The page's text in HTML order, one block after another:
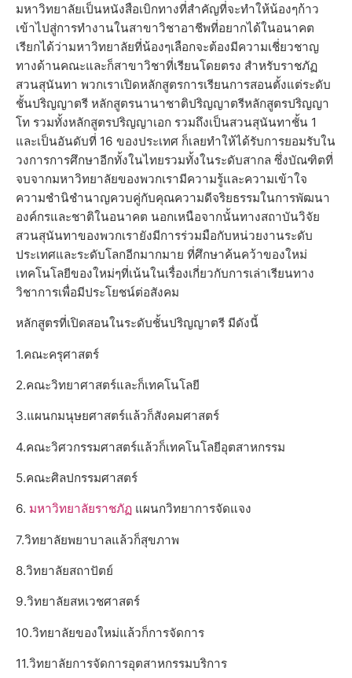
มหาวิทยาลัยเป็นหนังสือเบิกทางที่สำคัญที่จะทำให้น้องๆก้าว
เข้าไปสู่การทำงานในสาขาวิชาอาชีพที่อยากได้ในอนาคต
เรียกได้ว่ามหาวิทยาลัยที่น้องๆเลือกจะต้องมีความเชี่ยวชาญ
ทางด้านคณะและก็สาขาวิชาที่เรียนโดยตรง สำหรับราชภัฏ
สวนสุนันทา พวกเราเปิดหลักสูตรการเรียนการสอนตั้งแต่ระดับ
ชั้นปริญญาตรี หลักสูตรนานาชาติปริญญาตรีหลักสูตรปริญญา
โท รวมทั้งหลักสูตรปริญญาเอก รวมถึงเป็นสวนสุนันทาชั้น 1
และเป็นอันดับที่ 16 ของประเทศ ก็เลยทำให้ได้รับการยอมรับใน
วงการการศึกษาอีกทั้งในไทยรวมทั้งในระดับสากล ซึ่งบัณฑิตที่
จบจากมหาวิทยาลัยของพวกเรามีความรู้และความเข้าใจ
ความชำนิชำนาญควบคู่กับคุณความดีจริยธรรมในการพัฒนา
องค์กรและชาติในอนาคต นอกเหนือจากนั้นทางสถาบันวิจัย
สวนสุนันทาของพวกเรายังมีการร่วมมือกับหน่วยงานระดับ
ประเทศและระดับโลกอีกมากมาย ที่ศึกษาค้นคว้าของใหม่
เทคโนโลยีของใหม่ๆที่เน้นในเรื่องเกี่ยวกับการเล่าเรียนทาง
วิชาการเพื่อมีประโยชน์ต่อสังคม
หลักสูตรที่เปิดสอนในระดับชั้นปริญญาตรี มีดังนี้
1.คณะครุศาสตร์
2.คณะวิทยาศาสตร์และก็เทคโนโลยี
3.แผนกมนุษยศาสตร์แล้วก็สังคมศาสตร์
4.คณะวิศวกรรมศาสตร์แล้วก็เทคโนโลยีอุตสาหกรรม
5.คณะศิลปกรรมศาสตร์
6. มหาวิทยาลัยราชภัฏ แผนกวิทยาการจัดแจง
7.วิทยาลัยพยาบาลแล้วก็สุขภาพ
8.วิทยาลัยสถาปัตย์
9.วิทยาลัยสหเวชศาสตร์
10.วิทยาลัยของใหม่แล้วก็การจัดการ
11.วิทยาลัยการจัดการอุตสาหกรรมบริการ